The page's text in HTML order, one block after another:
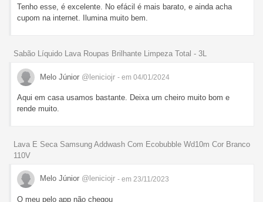
Tenho esse, é excelente. No efácil é mais barato, e ainda acha
cupom na internet. Ilumina muito bem.
Sabão Líquido Lava Roupas Brilhante Limpeza Total - 3L
Melo Júnior @leniciojr - em 04/01/2024
Aqui em casa usamos bastante. Deixa um cheiro muito bom e
rende muito.
Lava E Seca Samsung Addwash Com Ecobubble Wd10m Cor Branco
110V
Melo Júnior @leniciojr - em 23/11/2023
O meu pelo app não chegou